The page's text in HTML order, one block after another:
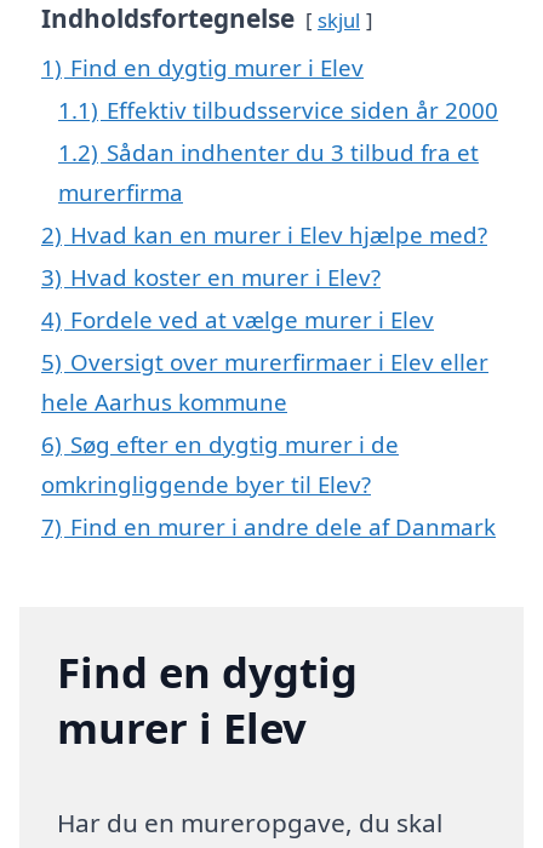
Indholdsfortegnelse skjul
1) Find en dygtig murer i Elev
1.1) Effektiv tilbudsservice siden år 2000
1.2) Sådan indhenter du 3 tilbud fra et
murerfirma
2) Hvad kan en murer i Elev hjælpe med?
3) Hvad koster en murer i Elev?
4) Fordele ved at vælge murer i Elev
5) Oversigt over murerfirmaer i Elev eller
hele Aarhus kommune
6) Søg efter en dygtig murer i de
omkringliggende byer til Elev?
7) Find en murer i andre dele af Danmark
Find en dygtig
murer i Elev
Har du en mureropgave, du skal